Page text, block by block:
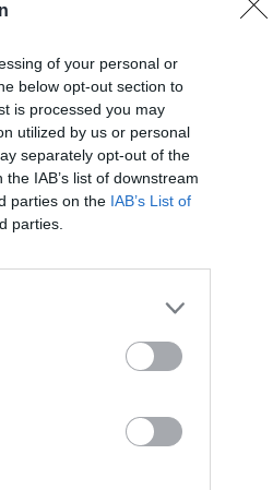
of your personal or
below opt-out section to
is processed you may
utilized by us or personal
separately opt-out of the
IAB’s list of downstream
parties on the IAB’s List of
parties.
Notícias Populares